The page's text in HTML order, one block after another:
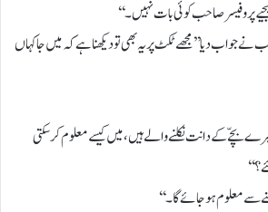
پروفیسر صاحب کوئی بات نہیں۔‘‘
نے جواب دیا ’’ مجھے ٹکٹ پر یہ بھی تو دیکھنا ہے کہ میں جا کہاں
بچّے کے دانت نکلنے والے ہیں، میں کیسے معلوم کرسکتی
سے معلوم ہوجائے گا۔‘‘